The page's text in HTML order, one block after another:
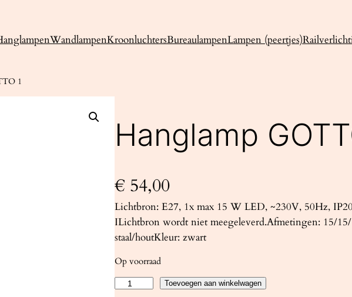
WandlampenKroonluchtersBureaulampenLampen (peertjes)
1
Hanglamp
€ 54,00
Lichtbron: E27, 1x max 15 W LED, ~230V, 50Hz,
ILichtbron wordt niet meegeleverd.Afmetingen: 15/
staal/houtKleur: zwart
Op voorraad
Toevoegen aan winkelwagen